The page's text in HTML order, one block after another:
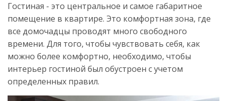
Гостиная - это центральное и самое габаритное
помещение в квартире. Это комфортная зона, где
все домочадцы проводят много свободного
времени. Для того, чтобы чувствовать себя, как
можно более комфортно, необходимо, чтобы
интерьер гостиной был обустроен с учетом
определенных правил.